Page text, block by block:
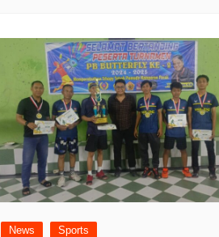
News Sports